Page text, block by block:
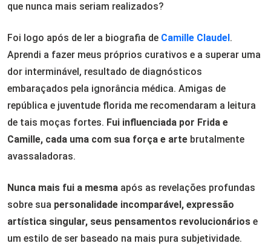
que nunca mais seriam realizados?
Foi logo após de ler a biografia de Camille Claudel.
Aprendi a fazer meus próprios curativos e a superar uma
dor interminável, resultado de diagnósticos
embaraçados pela ignorância médica. Amigas de
república e juventude florida me recomendaram a leitura
de tais moças fortes. Fui influenciada por Frida e
Camille, cada uma com sua força e arte brutalmente
avassaladoras.
Nunca mais fui a mesma após as revelações profundas
sobre sua personalidade incomparável, expressão
artística singular, seus pensamentos revolucionários e
um estilo de ser baseado na mais pura subjetividade.